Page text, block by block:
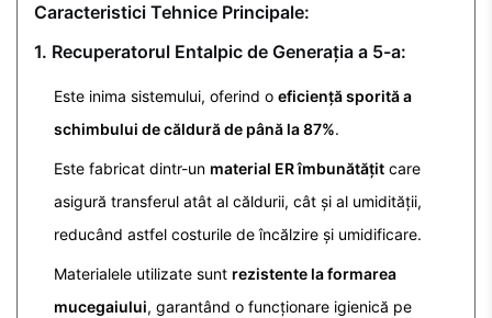
Caracteristici Tehnice Principale:
1. Recuperatorul Entalpic de Generația a 5-a:
Este inima sistemului, oferind o eficiență sporită a
schimbului de căldură de până la 87%.
Este fabricat dintr-un material ER îmbunătățit care
asigură transferul atât al căldurii, cât și al umidității,
reducând astfel costurile de încălzire și umidificare.
Materialele utilizate sunt rezistente la formarea
mucegaiului, garantând o funcționare igienică pe